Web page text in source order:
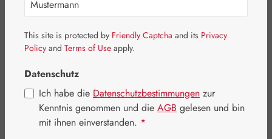
This site is protected by Friendly Captcha and its Privacy
Policy and Terms of Use apply.
Datenschutz
Ich habe die Datenschutzbestimmungen zur
Kenntnis genommen und die AGB gelesen und bin
mit ihnen einverstanden. *